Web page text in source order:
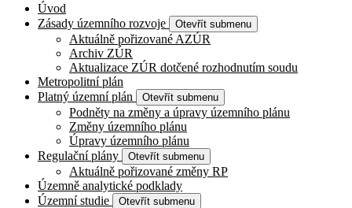
Úvod
Zásady územního rozvoje
Otevřít submenu
Aktuálně pořizované AZÚR
Archiv ZÚR
Aktualizace ZÚR dotčené rozhodnutím soudu
Metropolitní plán
Platný územní plán
Otevřít submenu
Podněty na změny a úpravy územního plánu
Změny územního plánu
Úpravy územního plánu
Regulační plány
Otevřít submenu
Aktuálně pořizované změny RP
Územně analytické podklady
Územní studie
Otevřít submenu